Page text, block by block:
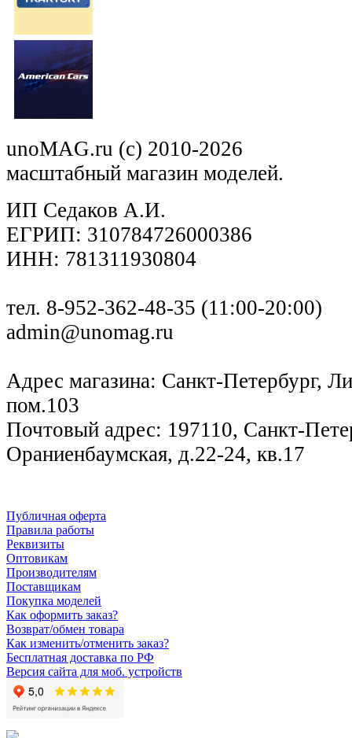
unoMAG.ru (c) 2010-2026
масштабный магазин моделей.
ИП Седаков А.И.
ЕГРИП: 310784726000386
ИНН: 781311930804
тел. 8-952-362-48-35 (11:00-20:00)
admin@unomag.ru
Адрес магазина: Санкт-Петербург,
пом.103
Почтовый адрес: 197110, Санкт-
Ораниенбаумская, д.22-24, кв.17
Публичная оферта
Правила работы
Реквизиты
Оптовикам
Производителям
Поставщикам
Покупка моделей
Как оформить заказ?
Возврат/обмен товара
Как изменить/отменить заказ?
Бесплатная доставка по РФ
Версия сайта для моб. устройств